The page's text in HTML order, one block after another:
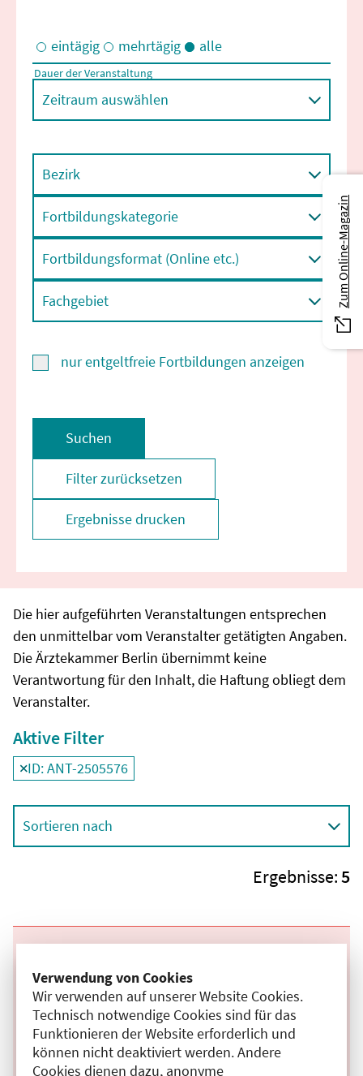
Verwendung von Cookies
Wir verwenden auf unserer Website Cookies.
Technisch notwendige Cookies sind für das
Funktionieren der Website erforderlich und
können nicht deaktiviert werden. Andere
Cookies dienen dazu, anonyme
Eintägige und/oder mehrtägige Veranstaltungen
eintägig mehrtägig alle
Dauer der Veranstaltung
Zeitraum auswählen
Bezirk
Fortbildungskategorie
Fortbildungsformat (Online etc.)
Fachgebiet
nur entgeltfreie Fortbildungen anzeigen
Suchen
Filter zurücksetzen
Ergebnisse drucken
Die hier aufgeführten Veranstaltungen entsprechen
den unmittelbar vom Veranstalter getätigten Angaben.
Die Ärztekammer Berlin übernimmt keine
Verantwortung für den Inhalt, die Haftung obliegt dem
Veranstalter.
Aktive Filter
Filter
ID: ANT-2505576
deaktivieren und Suchergebnisse neu laden
Sortieren nach
Ergebnisse:5
Veranstaltungstitel:
Interdisziplinäre offene Schmerzkonferenz
Veranstaltungsort:
Zentrum für Schmerzmedizin Ostseestrasse,
Ostseestrasse, 10409 Berlin
Hybrid
Kategorie:C
Fortbildungspunkte:3
Zum Online-Magazin